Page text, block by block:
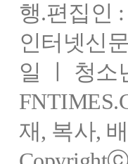
행.편집인
인터넷신
일 ㅣ 청소
재, 복사,